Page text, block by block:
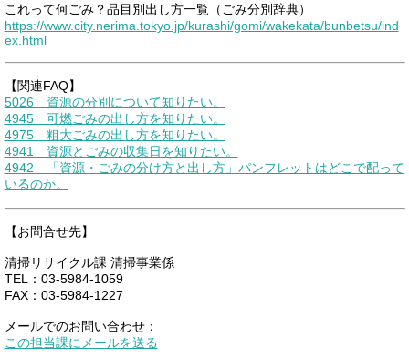
これって何ごみ？品目別出し方一覧（ごみ分別辞典）
https://www.city.nerima.tokyo.jp/kurashi/gomi/wakekata/bunbetsu/ind
ex.html
【関連FAQ】
5026 資源の分別について知りたい。
4945 可燃ごみの出し方を知りたい。
4975 粗大ごみの出し方を知りたい。
4941 資源とごみの収集日を知りたい。
4942 「資源・ごみの分け方と出し方」パンフレットはどこで配って
いるのか。
【お問合せ先】
清掃リサイクル課 清掃事業係
TEL：03-5984-1059
FAX：03-5984-1227
メールでのお問い合わせ：
この担当課にメールを送る